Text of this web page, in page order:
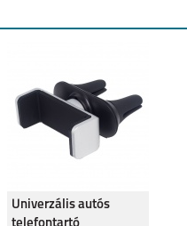
Univerzális autós